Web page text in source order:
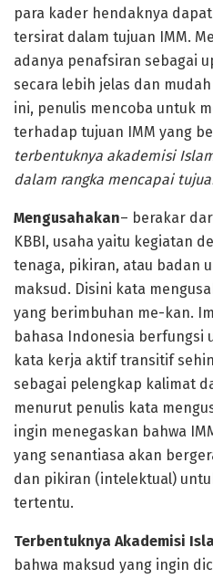
para kader hendaknya
tersirat dalam tujuan IMM.
adanya penafsiran sebagai
secara lebih jelas dan
ini, penulis mencoba untuk
terhadap tujuan IMM yang
terbentuknya akademisi
dalam rangka mencapai
Mengusahakan– berakar
KBBI, usaha yaitu kegiatan
tenaga, pikiran, atau badan
maksud. Disini kata
yang berimbuhan me-kan.
bahasa Indonesia berfungsi
kata kerja aktif transitif
sebagai pelengkap kalimat
menurut penulis kata
ingin menegaskan bahwa
yang senantiasa akan
dan pikiran (intelektual)
tertentu.
Terbentuknya Akademisi
bahwa maksud yang ingin